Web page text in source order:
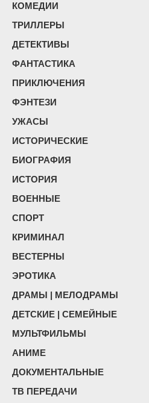
КОМЕДИИ
ТРИЛЛЕРЫ
ДЕТЕКТИВЫ
ФАНТАСТИКА
ПРИКЛЮЧЕНИЯ
ФЭНТЕЗИ
УЖАСЫ
ИСТОРИЧЕСКИЕ
БИОГРАФИЯ
ИСТОРИЯ
ВОЕННЫЕ
СПОРТ
КРИМИНАЛ
ВЕСТЕРНЫ
ЭРОТИКА
ДРАМЫ | МЕЛОДРАМЫ
ДЕТСКИЕ | СЕМЕЙНЫЕ
МУЛЬТФИЛЬМЫ
АНИМЕ
ДОКУМЕНТАЛЬНЫЕ
ТВ ПЕРЕДАЧИ